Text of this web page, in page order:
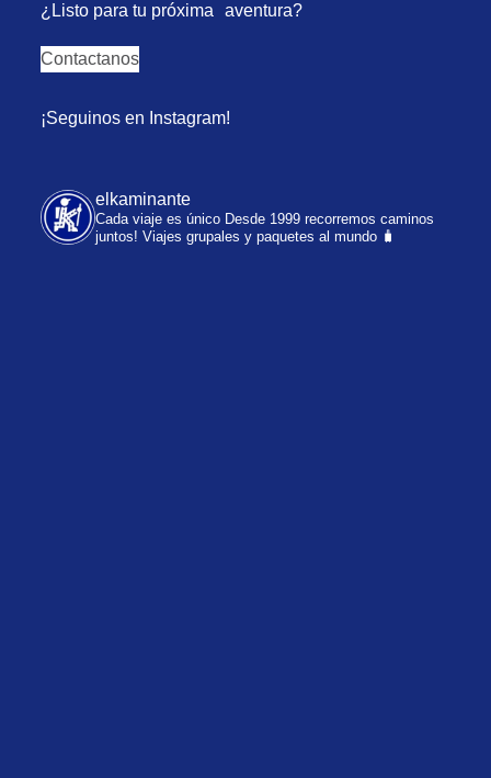
¿Listo para tu próxima aventura?
Contactanos
¡Seguinos en Instagram!
elkaminante
Cada viaje es único Desde 1999 recorremos caminos
juntos! Viajes grupales y paquetes al mundo 🧳